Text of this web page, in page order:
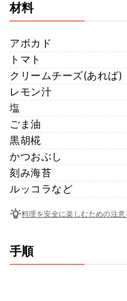
材料
アボカド
トマト
クリームチーズ(あれば)
レモン汁
塩
ごま油
黒胡椛
かつおぶし
刻み海苔
ルッコラなど
料理を安全に楽しむための注意
手順